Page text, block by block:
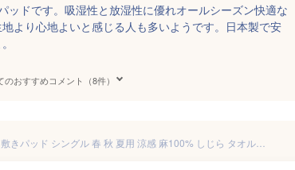
ッドです。吸湿性と放湿性に優れオールシーズン快適な
より心地よいと感じる人も多いようです。日本製で安
のおすすめコメント（8件）